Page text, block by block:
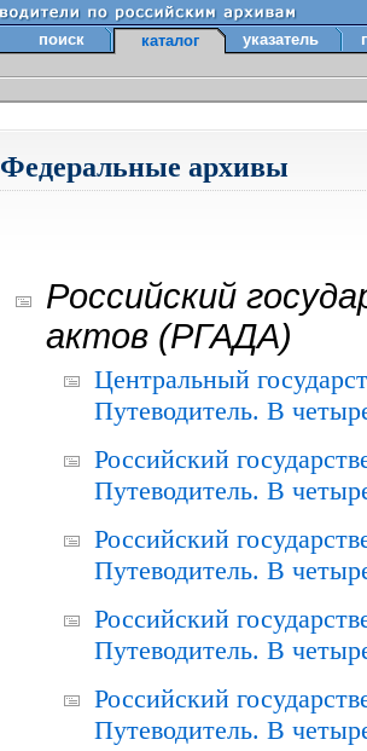
поиск каталог указатель
Федеральные архивы
Российский
актов (РГАДА)
Центральный
Путеводитель. В
Российский
Путеводитель. В
Российский
Путеводитель. В
Российский
Путеводитель. В
Российский
Путеводитель. В